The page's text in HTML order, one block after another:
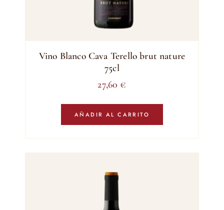
Vino Blanco Cava Terello brut nature
75cl
27,60 €
AÑADIR AL CARRITO